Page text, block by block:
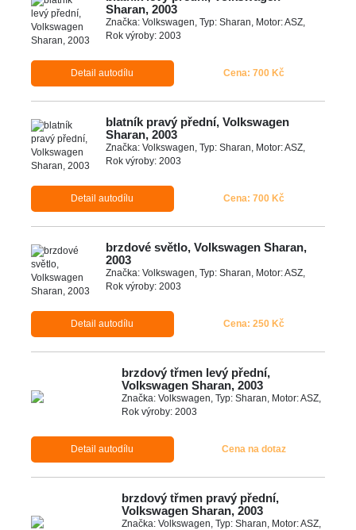
Sharan, 2003
Značka: Volkswagen, Typ: Sharan, Motor: ASZ,
Rok výroby: 2003
Detail autodílu Cena: 700 Kč
blatník pravý přední, Volkswagen
Sharan, 2003
Značka: Volkswagen, Typ: Sharan, Motor: ASZ,
Rok výroby: 2003
Detail autodílu Cena: 700 Kč
brzdové světlo, Volkswagen Sharan,
2003
Značka: Volkswagen, Typ: Sharan, Motor: ASZ,
Rok výroby: 2003
Detail autodílu Cena: 250 Kč
brzdový třmen levý přední,
Volkswagen Sharan, 2003
Značka: Volkswagen, Typ: Sharan, Motor: ASZ,
Rok výroby: 2003
Detail autodílu Cena na dotaz
brzdový třmen pravý přední,
Volkswagen Sharan, 2003
Značka: Volkswagen, Typ: Sharan, Motor: ASZ,